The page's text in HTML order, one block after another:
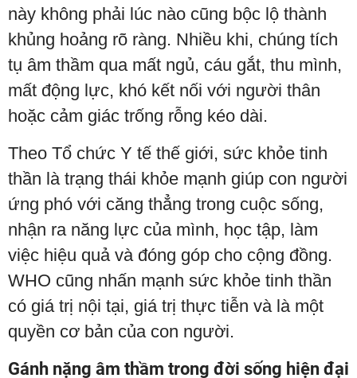
này không phải lúc nào cũng bộc lộ thành
khủng hoảng rõ ràng. Nhiều khi, chúng tích
tụ âm thầm qua mất ngủ, cáu gắt, thu mình,
mất động lực, khó kết nối với người thân
hoặc cảm giác trống rỗng kéo dài.
Theo Tổ chức Y tế thế giới, sức khỏe tinh
thần là trạng thái khỏe mạnh giúp con người
ứng phó với căng thẳng trong cuộc sống,
nhận ra năng lực của mình, học tập, làm
việc hiệu quả và đóng góp cho cộng đồng.
WHO cũng nhấn mạnh sức khỏe tinh thần
có giá trị nội tại, giá trị thực tiễn và là một
quyền cơ bản của con người.
Gánh nặng âm thầm trong đời sống hiện đại